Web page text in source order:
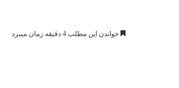
خواندن این مطلب 4 دقیقه زمان میبرد